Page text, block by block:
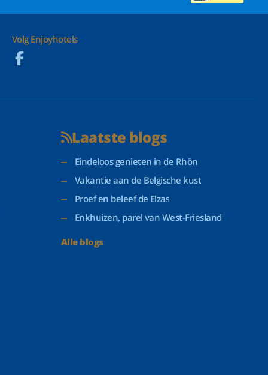
Volg Enjoyhotels
Laatste blogs
Eindeloos genieten in de Rhön
Vakantie aan de Belgische kust
Proef en beleef de Elzas
Enkhuizen, parel van West-Friesland
Alle blogs